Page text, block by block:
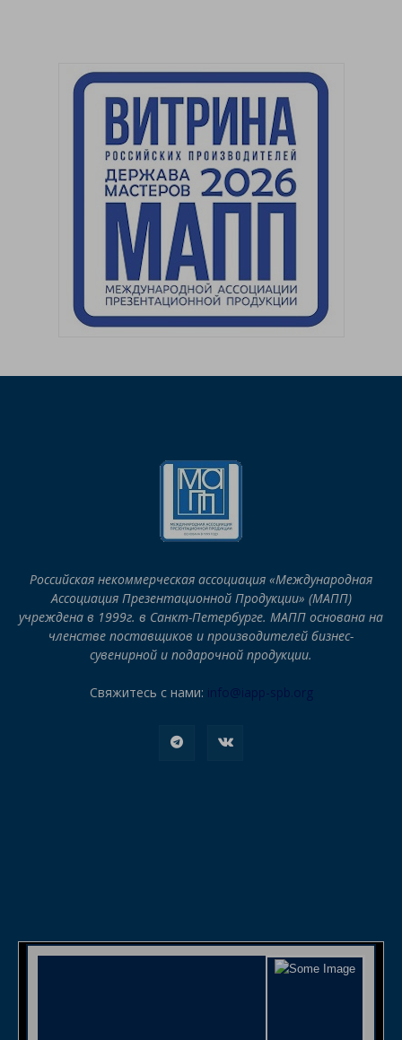
Российская некоммерческая ассоциация «Международная
Ассоциация Презентационной Продукции» (МАПП)
учреждена в 1999г. в Санкт-Петербурге. МАПП основана на
членстве поставщиков и производителей бизнес-
сувенирной и подарочной продукции.
Свяжитесь с нами: info@iapp-spb.org